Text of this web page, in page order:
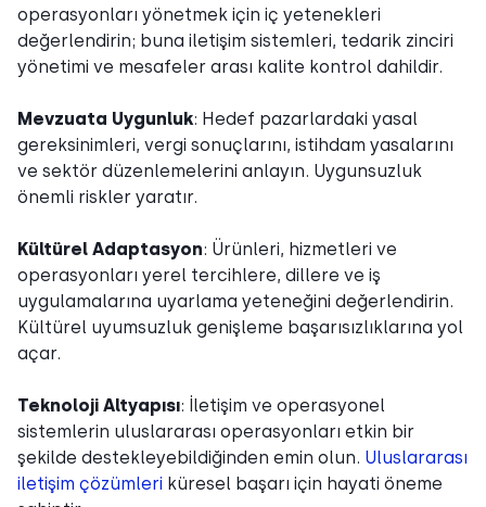
operasyonları yönetmek için iç yetenekleri
değerlendirin; buna iletişim sistemleri, tedarik zinciri
yönetimi ve mesafeler arası kalite kontrol dahildir.
Mevzuata Uygunluk: Hedef pazarlardaki yasal
gereksinimleri, vergi sonuçlarını, istihdam yasalarını
ve sektör düzenlemelerini anlayın. Uygunsuzluk
önemli riskler yaratır.
Kültürel Adaptasyon: Ürünleri, hizmetleri ve
operasyonları yerel tercihlere, dillere ve iş
uygulamalarına uyarlama yeteneğini değerlendirin.
Kültürel uyumsuzluk genişleme başarısızlıklarına yol
açar.
Teknoloji Altyapısı: İletişim ve operasyonel
sistemlerin uluslararası operasyonları etkin bir
şekilde destekleyebildiğinden emin olun. Uluslararası
iletişim çözümleri küresel başarı için hayati öneme